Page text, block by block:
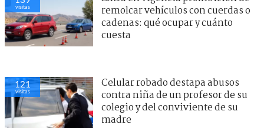
visitas
remolcar vehículos con cuerdas o
cadenas: qué ocupar y cuánto
cuesta
121
visitas
Celular robado destapa abusos
contra niña de un profesor de su
colegio y del conviviente de su
madre